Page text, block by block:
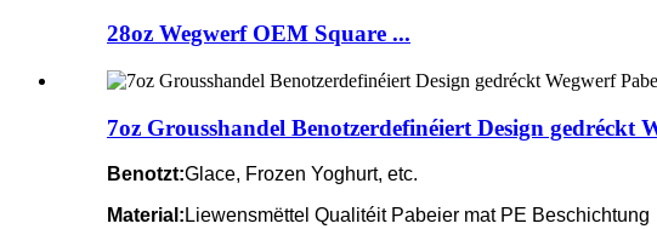
28oz Wegwerf OEM Square ...
7oz Grousshandel Benotzerdefinéiert Design gedréckt
Benotzt:Glace, Frozen Yoghurt, etc.
Material: Liewensmëttel Qualitéit Pabeier mat PE Beschichtung